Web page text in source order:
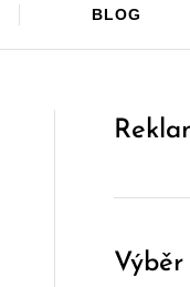
BLOG